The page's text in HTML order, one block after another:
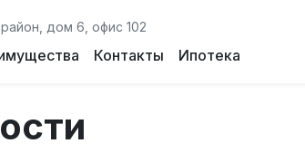
дом 6, офис 102
Контакты Ипотека